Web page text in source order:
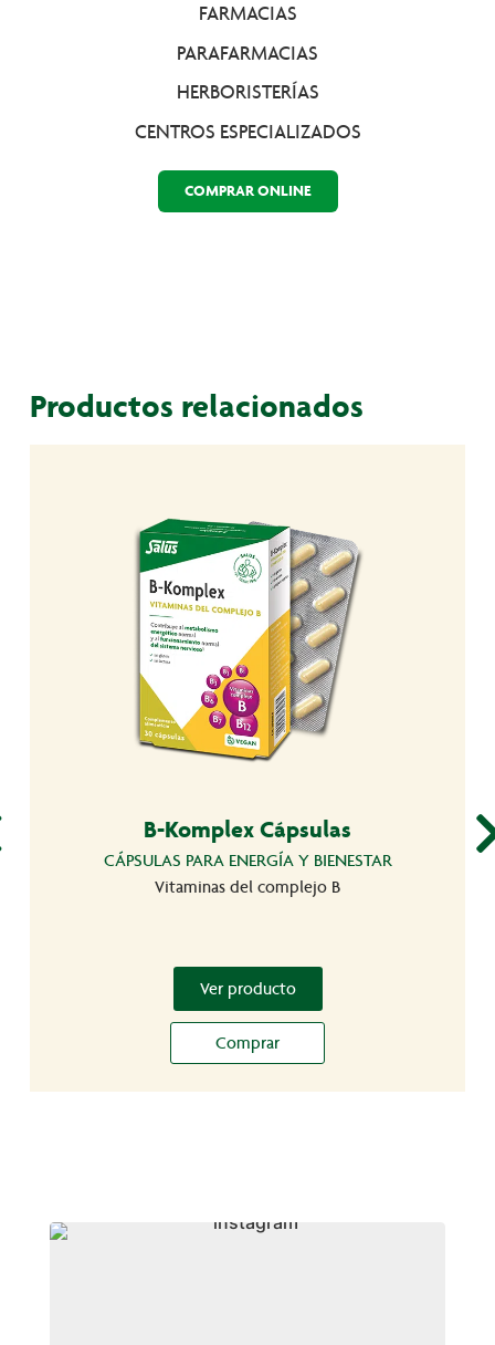
FARMACIAS
PARAFARMACIAS
HERBORISTERÍAS
CENTROS ESPECIALIZADOS
COMPRAR ONLINE
Productos relacionados
B-Komplex Cápsulas
CÁPSULAS PARA ENERGÍA Y BIENESTAR
Vitaminas del complejo B
Ver producto
Comprar